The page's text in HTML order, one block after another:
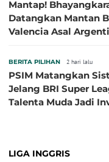
Mantap!
Datangkan Mantan
Valencia Asal Argentina, Kevin
BERITA PILIHAN 2 hari lalu
PSIM Matangkan
Jelang BRI Super
Talenta Muda Jadi
LIGA INGGRIS